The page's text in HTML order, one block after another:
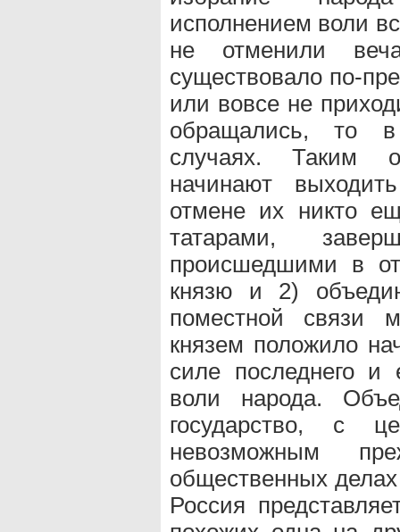
исполнением воли
не отменили
существовало по-
или вовсе не
обращались, то
случаях. Таким
начинают
отмене их никто
татарами,
происшедшими в
князю и 2)
поместной связи
князем положило
силе последнего и
воли народа.
государство, с
невозможным
общественных
Россия